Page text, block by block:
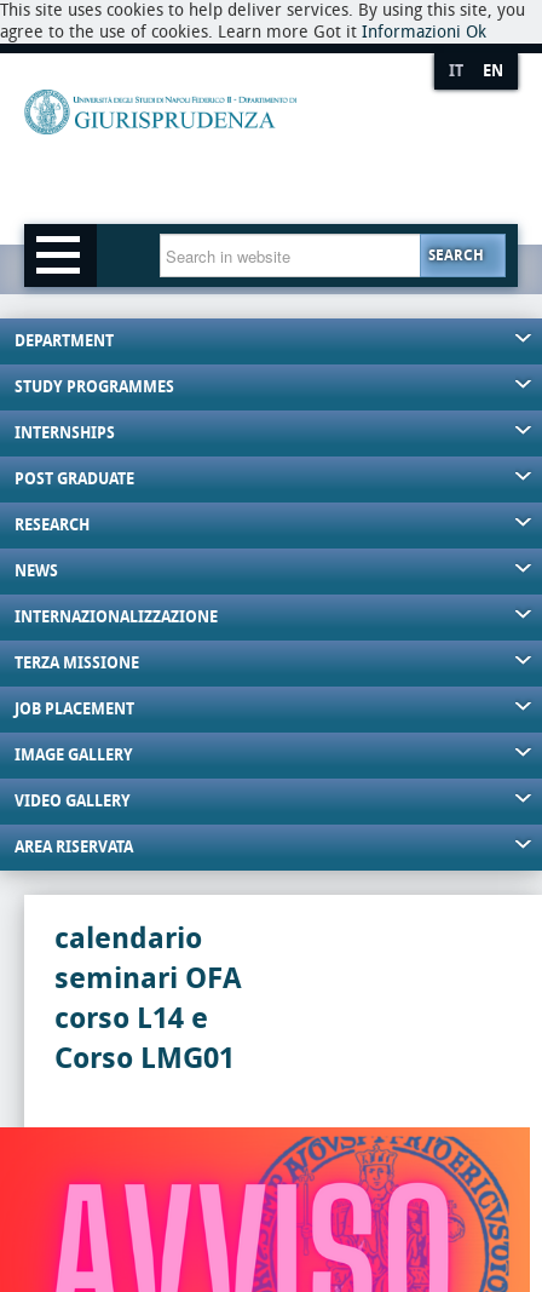
This site uses cookies to help deliver services. By using this site, you
agree to the use of cookies. Learn more Got it Informazioni Ok
IT EN
SEARCH
DEPARTMENT
STUDY PROGRAMMES
INTERNSHIPS
POST GRADUATE
RESEARCH
NEWS
INTERNAZIONALIZZAZIONE
TERZA MISSIONE
JOB PLACEMENT
IMAGE GALLERY
VIDEO GALLERY
AREA RISERVATA
calendario
seminari OFA
corso L14 e
Corso LMG01